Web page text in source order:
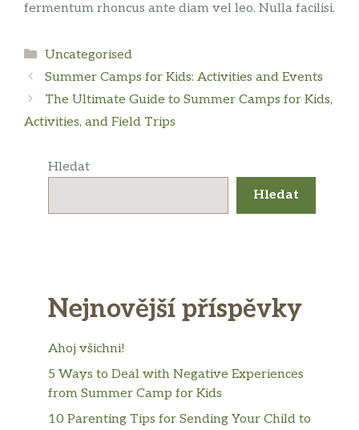
fermentum rhoncus ante diam vel leo. Nulla facilisi.
Rubriky
Uncategorised
Summer Camps for Kids: Activities and Events
The Ultimate Guide to Summer Camps for Kids,
Activities, and Field Trips
Hledat
Hledat
Nejnovější příspěvky
Ahoj všichni!
5 Ways to Deal with Negative Experiences
from Summer Camp for Kids
10 Parenting Tips for Sending Your Child to